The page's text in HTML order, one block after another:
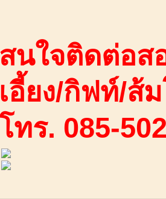
สนใจติดต่อส
เอี้ยง/กิฟท์/ส้
ทร. 085-